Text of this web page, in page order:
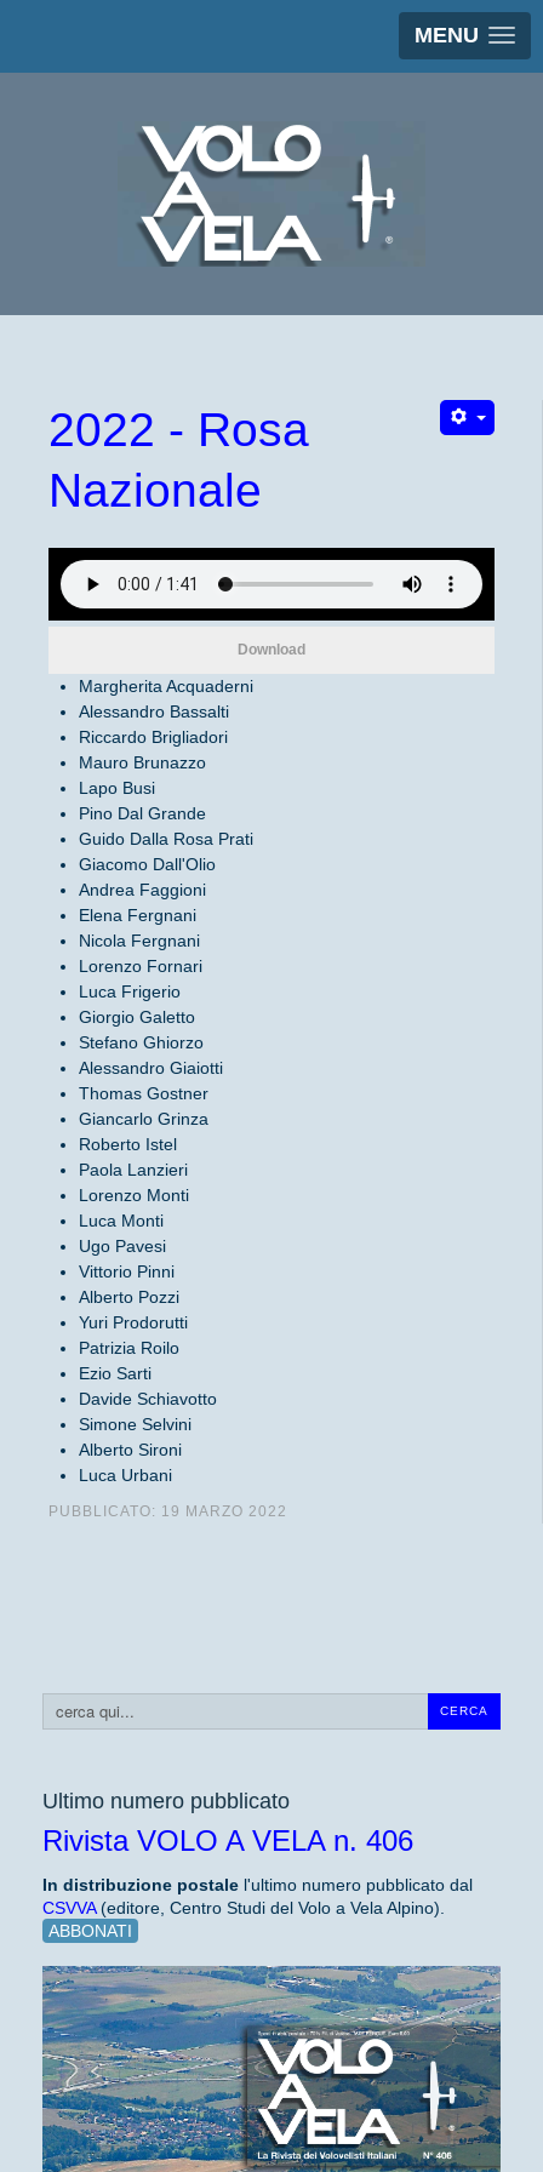
MENU
CERCA
Cerca...
Ultimo numero pubblicato
Rivista VOLO A VELA n. 406
In distribuzione postale l'ultimo numero pubblicato dal
CSVVA(editore, Centro Studi del Volo a Vela Alpino).
ABBONATI
2022 - Rosa
Nazionale
Download
Margherita Acquaderni
Alessandro Bassalti
Riccardo Brigliadori
Mauro Brunazzo
Lapo Busi
Pino Dal Grande
Guido Dalla Rosa Prati
Giacomo Dall'Olio
Andrea Faggioni
Elena Fergnani
Nicola Fergnani
Lorenzo Fornari
Luca Frigerio
Giorgio Galetto
Stefano Ghiorzo
Alessandro Giaiotti
Thomas Gostner
Giancarlo Grinza
Roberto Istel
Paola Lanzieri
Lorenzo Monti
Luca Monti
Ugo Pavesi
Vittorio Pinni
Alberto Pozzi
Yuri Prodorutti
Patrizia Roilo
Ezio Sarti
Davide Schiavotto
Simone Selvini
Alberto Sironi
Luca Urbani
PUBBLICATO: 19 MARZO 2022